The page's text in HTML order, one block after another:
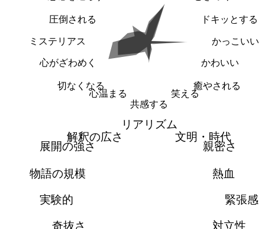
ドキッとする
かっこいい
かわいい
癒やされる
笑える
共感する
心温まる
切なくなる
心がざわめく
ミステリアス
圧倒される
リアリズム
文明・時代
親密さ
熱血
緊張感
対立性
奇抜さ
実験的
物語の規模
展開の強さ
解釈の広さ